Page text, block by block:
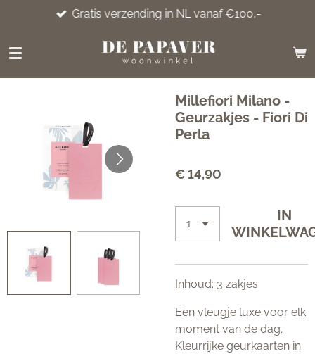
naar
hoofdinhoud
Gratis verzending in NL vanaf €100,-
Millefiori Milano -
Geurzakjes - Fiori Di
Perla
€ 14,90
IN
Inhoud: 3 zakjes
Een vleugje luxe voor elk
moment van de dag.
Kleurrijke geurkaarten in